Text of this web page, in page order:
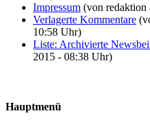
Impressum (von redaktion
Verlagerte Kommentare
10:58 Uhr)
Liste: Archivierte
2015 - 08:38 Uhr)
Hauptmenü